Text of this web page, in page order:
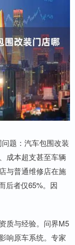
题：汽车包围改装
成本超支甚至车辆
与普通维修店在施
后者仅65%。因
质与经验。问界M5
响原车系统。专家